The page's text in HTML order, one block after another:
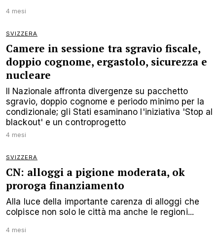
4 mesi
SVIZZERA
Camere in sessione tra sgravio fiscale,
doppio cognome, ergastolo, sicurezza e
nucleare
Il Nazionale affronta divergenze su pacchetto
sgravio, doppio cognome e periodo minimo per la
condizionale; gli Stati esaminano l'iniziativa 'Stop al
blackout' e un controprogetto
4 mesi
SVIZZERA
CN: alloggi a pigione moderata, ok
proroga finanziamento
Alla luce della importante carenza di alloggi che
colpisce non solo le città ma anche le regioni...
4 mesi